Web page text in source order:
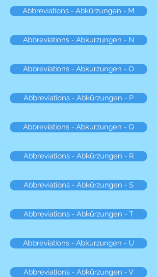
Abbreviations - Abkürzungen - M
Abbreviations - Abkürzungen - N
Abbreviations - Abkürzungen - O
Abbreviations - Abkürzungen - P
Abbreviations - Abkürzungen - Q
Abbreviations - Abkürzungen - R
Abbreviations - Abkürzungen - S
Abbreviations - Abkürzungen - T
Abbreviations - Abkürzungen - U
Abbreviations - Abkürzungen - V